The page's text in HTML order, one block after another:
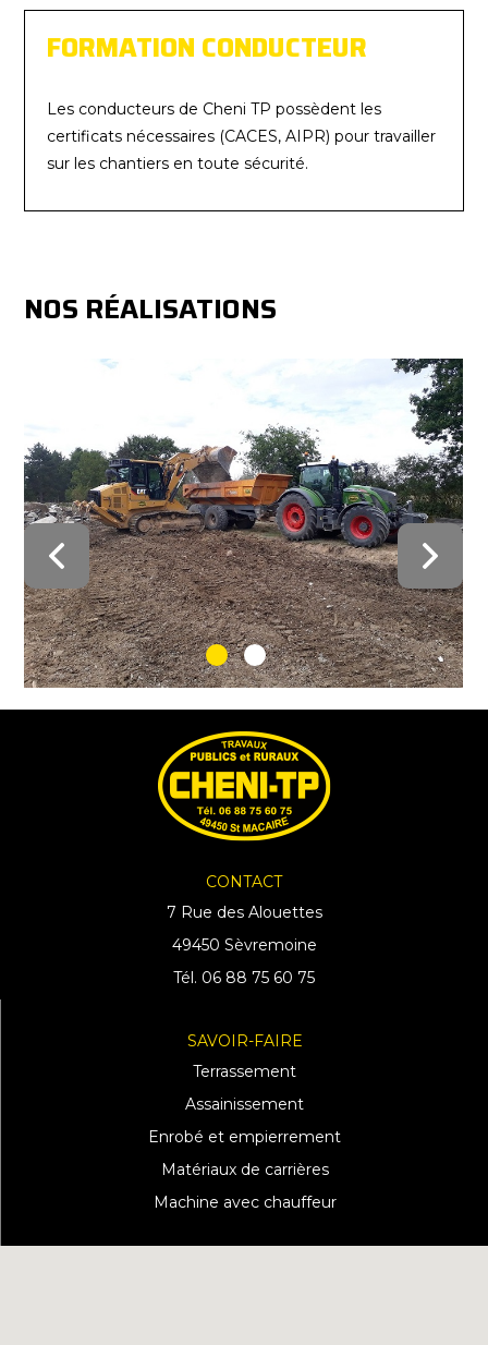
FORMATION CONDUCTEUR
Les conducteurs de Cheni TP possèdent les
certificats nécessaires (CACES, AIPR) pour travailler
sur les chantiers en toute sécurité.
NOS RÉALISATIONS
CONTACT
7 Rue des Alouettes
49450 Sèvremoine
Tél. 06 88 75 60 75
SAVOIR-FAIRE
Terrassement
Assainissement
Enrobé et empierrement
Matériaux de carrières
Machine avec chauffeur